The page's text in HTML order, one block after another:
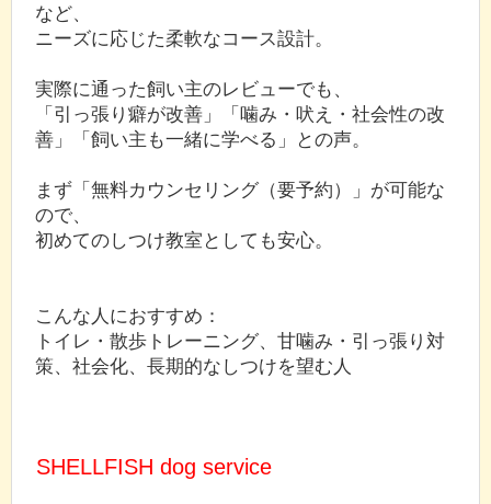
など、
ニーズに応じた柔軟なコース設計。
実際に通った飼い主のレビューでも、
「引っ張り癖が改善」「噛み・吠え・社会性の改
善」「飼い主も一緒に学べる」との声。
まず「無料カウンセリング（要予約）」が可能な
ので、
初めてのしつけ教室としても安心。
こんな人におすすめ：
トイレ・散歩トレーニング、甘噛み・引っ張り対
策、社会化、長期的なしつけを望む人
SHELLFISH dog service